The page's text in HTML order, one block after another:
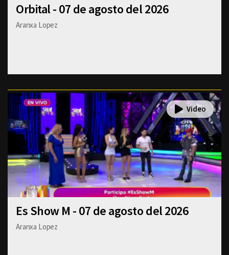
Orbital - 07 de agosto del 2026
Aranxa Lopez
Es Show M - 07 de agosto del 2026
Aranxa Lopez